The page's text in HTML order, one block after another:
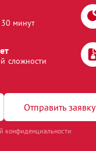
минут
сложности
Отправить заявку
конфиденциальности